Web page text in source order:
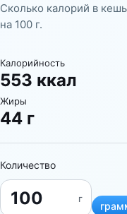
Сколько калорий в
на 100 г.
Калорийность
553 ккал
Жиры
44 г
Количество
г